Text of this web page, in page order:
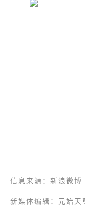
信息来源：新浪微博
新媒体编辑：元始天